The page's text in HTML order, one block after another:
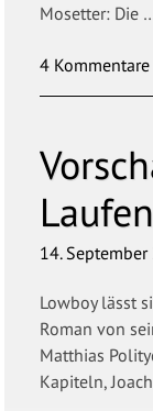
Mosetter: Die
4 Kommentare
Laufen
14.
Lowboy lässt
Roman von
Matthias
Kapiteln,